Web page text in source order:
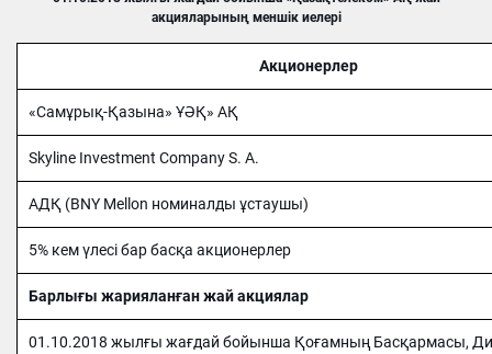
акцияларының меншік иелері
Акционерлер
«Самұрық-Қазына» ҰӘҚ» АҚ
Skyline Investment Company S. A.
АДҚ (BNY Mellon номиналды ұстаушы)
5% кем үлесі бар басқа акционерлер
Барлығы жарияланған жай акциялар
01.10.2018 жылғы жағдай бойынша Қоғамның Басқармасы,